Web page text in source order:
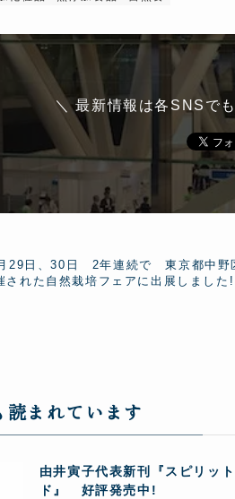
＼ 最新情報は各SNSで
29日、30日 2年連続で 東京都中野
された自然栽培フェアに出展しました!
読まれています
由井寅子代表新刊『スピリッ
ド』 好評発売中!